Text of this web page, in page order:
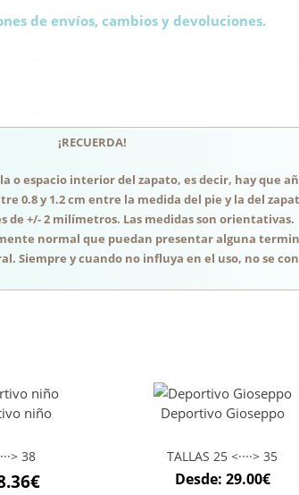
de envíos, cambios y devoluciones.
¡RECUERDA!
o espacio interior del zapato, es decir, hay que
0.8 y 1.2 cm entre la medida del pie y la del
de +/- 2 milímetros. Las medidas son orientativas.
normal que puedan presentar alguna
Siempre y cuando no influya en el uso, no se
niño
38
€El
Deportivo Gioseppo
TALLAS 25 <····> 35
Desde: 29.00€